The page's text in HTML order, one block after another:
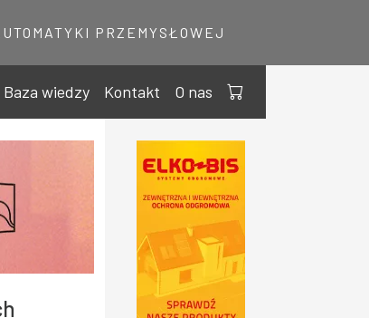
PRZEMYSŁOWEJ
Baza wiedzy Kontakt O nas